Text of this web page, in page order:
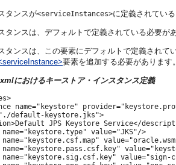
タンスが<serviceInstances>に定義されてい
タンスは、デフォルトで定義されている必要が
タンスは、この要素にデフォルトで定義されて
要素を追加する必要があります
におけるキーストア・インスタンス定義
name="keystore"
default-keystore.jks">
JPS Keystore Service</
value="JKS"/>
value="sign-